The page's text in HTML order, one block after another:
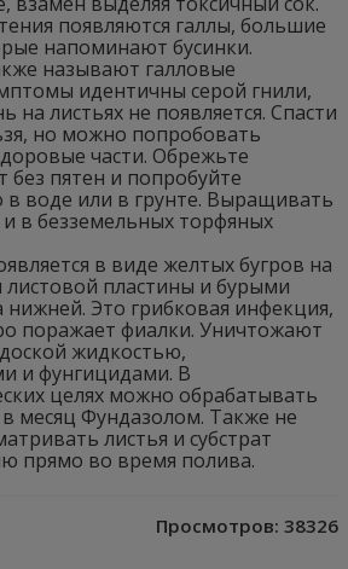
появляются галлы, большие
напоминают бусинки.
называют галловые
идентичны серой гнили,
на листьях не появляется. Спасти
но можно попробовать
части. Обрежьте
без пятен и попробуйте
в воде или в грунте. Выращивать
в безземельных торфяных
в виде желтых бугров на
листовой пластины и бурыми
Это грибковая инфекция,
поражает фиалки. Уничтожают
жидкостью,
и фунгицидами. В
целях можно обрабатывать
месяц Фундазолом. Также не
листья и субстрат
прямо во время полива.
Просмотров: 38326